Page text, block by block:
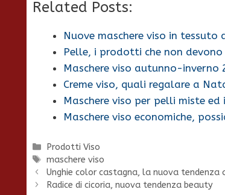
Related Posts:
Nuove maschere viso in tessuto
Pelle, i prodotti che non
Maschere viso autunno-inverno
Creme viso, quali regalare a
Maschere viso per pelli miste ed
Maschere viso economiche,
Categorie
Prodotti Viso
Tag
maschere viso
Unghie color castagna, la nuova tendenza
Radice di cicoria, nuova tendenza beauty